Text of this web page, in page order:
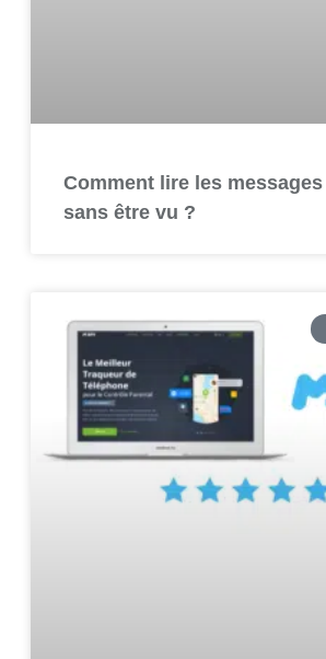
Comment lire les
sans être vu ?